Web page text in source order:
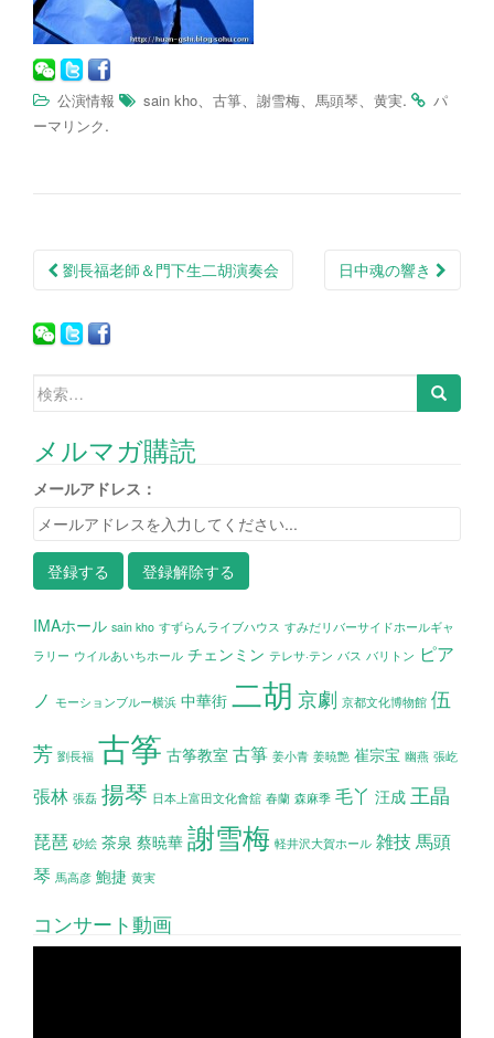
公演情報 sain kho、 古箏、 謝雪梅、 馬頭琴、 黄実.
パ
ーマリンク.
投稿ナビゲーション
劉長福老師＆門下生二胡演奏会 日中魂の響き
検索:
メルマガ購読
メールアドレス：
IMAホール sain kho すずらんライブハウス すみだリバーサイドホールギャ
ラリー ウイルあいちホール チェンミン テレサ·テン バス バリトン ピア
ノ モーションブルー横浜 中華街 二胡 京劇 京都文化博物館 伍
芳 劉長福 古筝 古筝教室 古箏 姜小青 姜暁艶 崔宗宝 幽燕 張屹
張林 張磊 揚琴 日本上富田文化會舘 春蘭 森麻季 毛丫 汪成 王晶
琵琶 砂絵 茶泉 蔡暁華 謝雪梅 軽井沢大賀ホール 雑技馬頭
琴 馬高彦 鮑捷 黄実
コンサート動画